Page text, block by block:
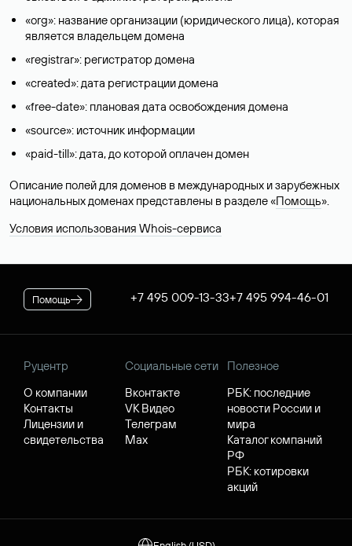
«org»: название организации (юридического лица), которая
является владельцем домена
«registrar»: регистратор домена
«created»: дата регистрации домена
«free-date»: плановая дата освобождения домена
«source»: источник информации
«paid-till»: дата, до которой оплачен домен
Описание полей для доменов в международных и зарубежных
национальных доменах представлены в разделе «Помощь».
Условия использования Whois-сервиса
Помощь +7 495 009-13-33+7 495 994-46-01
Руцентр
О компании
Контакты
Лицензии и
свидетельства
Социальные сети
Вконтакте
VK Видео
Телеграм
Max
Полезное
РБК: последние
новости России и
мира
Каталог компаний
РФ
РБК: котировки
акций